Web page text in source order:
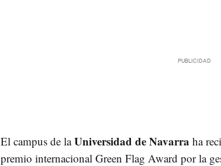
El campus de laUniversidad de Navarra ha
premio internacional Green Flag Award por la